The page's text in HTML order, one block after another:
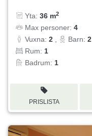
Yta: 36 m2
Max personer: 4
Vuxna: 2 Barn: 2
Rum: 1
Badrum: 1
PRISLISTA